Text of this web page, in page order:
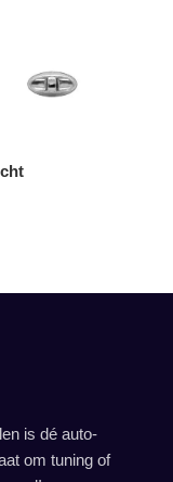
is dé auto-
om tuning of